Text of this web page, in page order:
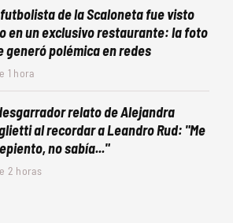
de la Scaloneta fue visto
en un exclusivo restaurante: la foto
generó polémica en redes
1 hora
relato de Alejandra
al recordar a Leandro Rud: "Me
no sabía..."
2 horas